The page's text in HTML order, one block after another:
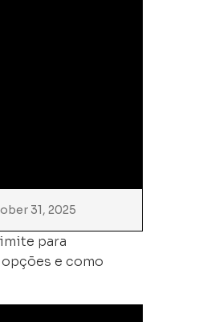
31, 2025
para
e como